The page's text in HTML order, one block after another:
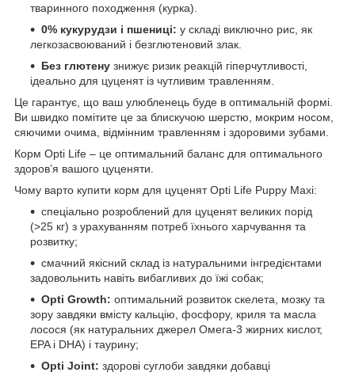
тваринного походження (курка).
0% кукурудзи і пшениці: у складі виключно рис, як
легкозасвоюваний і безглютеновий злак.
Без глютену знижує ризик реакцій гіперчутливості,
ідеально для цуценят із чутливим травленням.
Це гарантує, що ваш улюбленець буде в оптимальній формі.
Ви швидко помітите це за блискучою шерстю, мокрим носом,
сяючими очима, відмінним травленням і здоровими зубами.
Корм Opti Life – це оптимальний баланс для оптимального
здоров’я вашого цуценяти.
Чому варто купити корм для цуценят Opti Life Puppy Maxi:
спеціально розроблений для цуценят великих порід
(>25 кг) з урахуванням потреб їхнього харчування та
розвитку;
смачний якісний склад із натуральними інгредієнтами
задовольнить навіть вибагливих до їжі собак;
Opti Growth: оптимальний розвиток скелета, мозку та
зору завдяки вмісту кальцію, фосфору, криля та масла
лосося (як натуральних джерел Омега-3 жирних кислот,
EPA і DHA) і таурину;
Opti Joint: здорові суглоби завдяки добавці